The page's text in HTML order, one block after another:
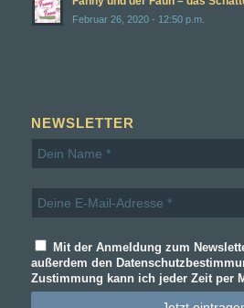
Februar 26, 2020 - 12:50 p.m.
NEWSLETTER
Mit der Anmeldung zum
außerdem den
Zustimmung kann ich jeder Zeit per